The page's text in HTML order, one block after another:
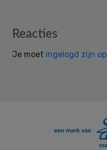
Reader
Reacties
Je moet ingelogd zijn op